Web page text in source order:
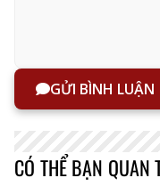
GỬI BÌNH LUẬN
CÓ THỂ BẠN QUAN